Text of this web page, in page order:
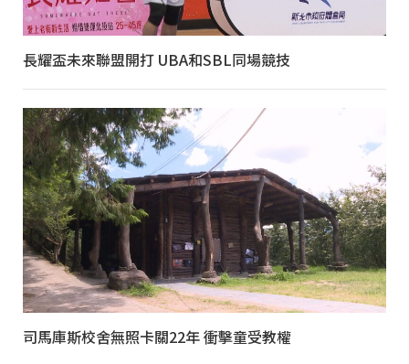
長耀盃未來聯盟開打 UBA和SBL同場競技
司馬庫斯校舍無照卡關22年 衝擊童受教權